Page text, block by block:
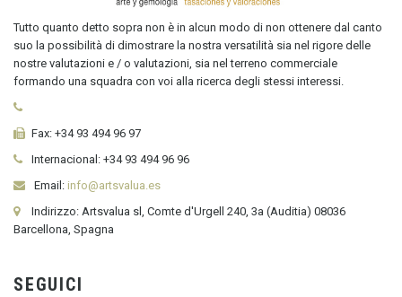
Tutto quanto detto sopra non è in alcun modo di non ottenere dal canto
suo la possibilità di dimostrare la nostra versatilità sia nel rigore delle
nostre valutazioni e / o valutazioni, sia nel terreno commerciale
formando una squadra con voi alla ricerca degli stessi interessi.
Fax: +34 93 494 96 97
Internacional: +34 93 494 96 96
Email: info@artsvalua.es
Indirizzo: Artsvalua sl, Comte d'Urgell 240, 3a (Auditia) 08036
Barcellona, Spagna
SEGUICI